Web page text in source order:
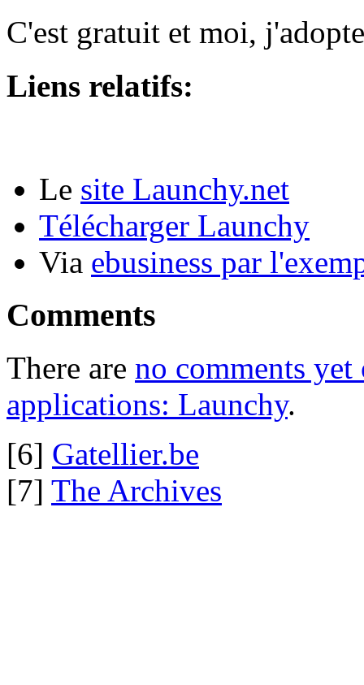
C'est gratuit et moi,
Liens relatifs:
Le site Launchy.net
Télécharger Launchy
Via ebusiness par
Comments
There are no comments
applications: Launchy.
[6] Gatellier.be
[7] The Archives